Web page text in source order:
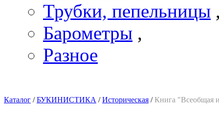
Трубки, пепельницы
Барометры ,
Разное
Каталог / БУКИНИСТИКА / Историческая / Книга "Всеобщая